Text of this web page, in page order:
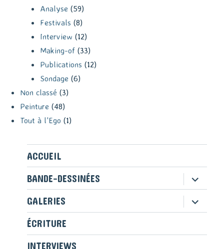
Analyse (59)
Festivals (8)
Interview (12)
Making-of (33)
Publications (12)
Sondage (6)
Non classé (3)
Peinture (48)
Tout à l'Ego (1)
ACCUEIL
BANDE-DESSINÉES
ouvrir
le
sous-
menu
GALERIES ouvrir
le
ÉCRITURE
INTERVIEWS